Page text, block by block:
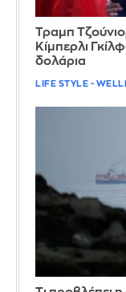
Τραμπ
Κίμπερλι
δολάρια
LIFE STYLE -